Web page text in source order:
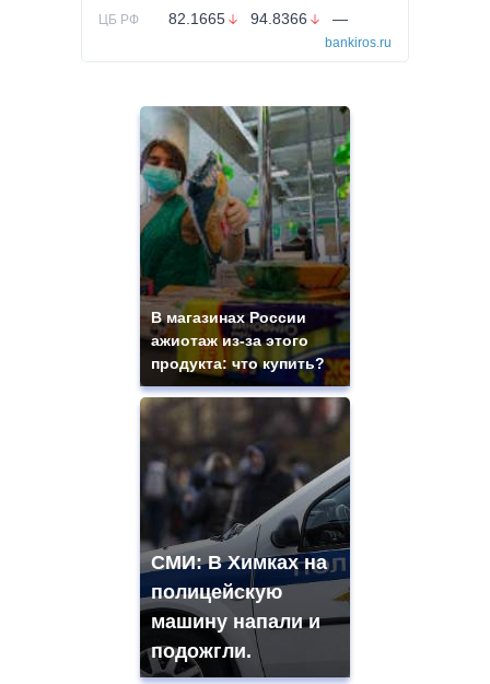
ЦБ РФ 82.1665 94.8366 —
bankiros.ru
В магазинах России
ажиотаж из-за этого
продукта: что купить?
СМИ: В Химках на
полицейскую
машину напали и
подожгли.